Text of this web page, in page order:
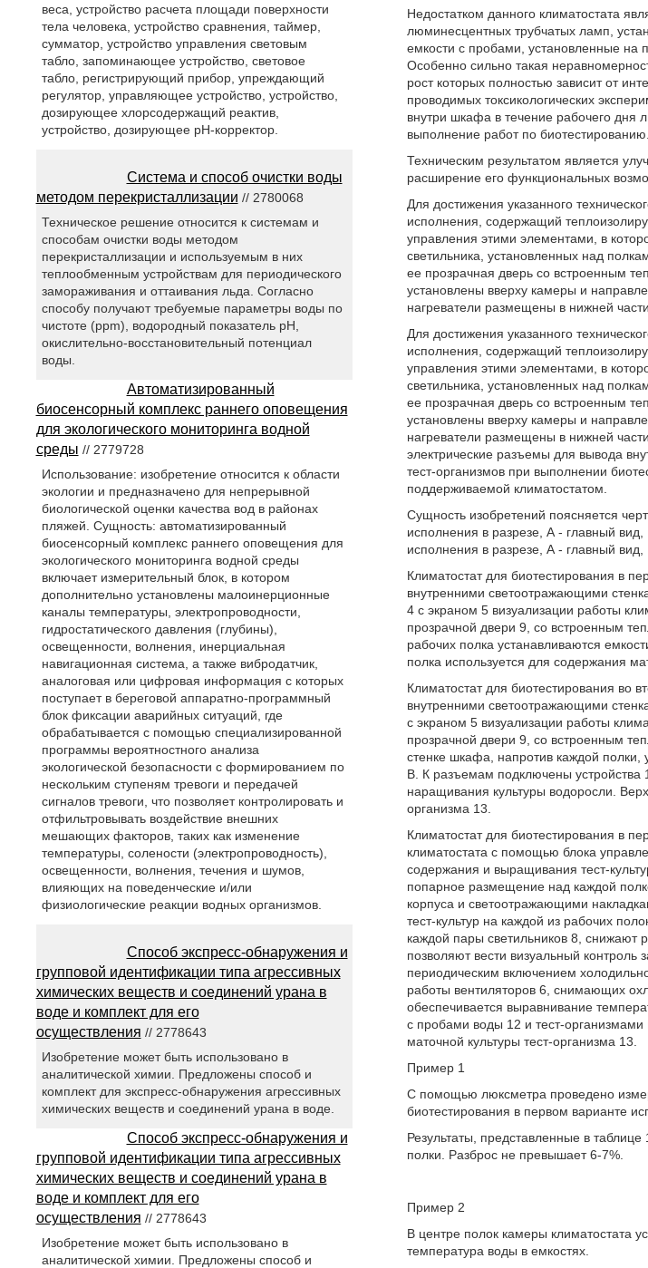
Недостатком данного климатостата
люминесцентных трубчатых ламп,
емкости с пробами, установленные на
Особенно сильно такая
рост которых полностью зависит от
проводимых токсикологических
внутри шкафа в течение рабочего дня
выполнение работ по биотестированию.
Техническим результатом является
расширение его функциональных
Для достижения указанного
исполнения, содержащий
управления этими элементами, в
светильника, установленных над
ее прозрачная дверь со встроенным
установлены вверху камеры и
нагреватели размещены в нижней
Для достижения указанного
исполнения, содержащий
управления этими элементами, в
светильника, установленных над
ее прозрачная дверь со встроенным
установлены вверху камеры и
нагреватели размещены в нижней
электрические разъемы для вывода
тест-организмов при выполнении
поддерживаемой климатостатом.
Сущность изобретений поясняется
исполнения в разрезе, А - главный
исполнения в разрезе, А - главный вид,
Климатостат для биотестирования в
внутренними светоотражающими
4 с экраном 5 визуализации работы
прозрачной двери 9, со встроенным
рабочих полка устанавливаются
полка используется для содержания
Климатостат для биотестирования во
внутренними светоотражающими
с экраном 5 визуализации работы
прозрачной двери 9, со встроенным
стенке шкафа, напротив каждой полки,
В. К разъемам подключены устройства
наращивания культуры водоросли.
организма 13.
Климатостат для биотестирования в
климатостата с помощью блока
содержания и выращивания тест-
попарное размещение над каждой
корпуса и светоотражающими
тест-культур на каждой из рабочих
каждой пары светильников 8, снижают
позволяют вести визуальный
периодическим включением
работы вентиляторов 6, снимающих
обеспечивается выравнивание
с пробами воды 12 и тест-
маточной культуры тест-организма 13.
Пример 1
С помощью люксметра проведено
биотестирования в первом варианте
Результаты, представленные в
полки. Разброс не превышает 6-7%.
Пример 2
В центре полок камеры климатостата
температура воды в емкостях.
веса, устройство расчета площади поверхности
тела человека, устройство сравнения, таймер,
сумматор, устройство управления световым
табло, запоминающее устройство, световое
табло, регистрирующий прибор, упреждающий
регулятор, управляющее устройство, устройство,
дозирующее хлорсодержащий реактив,
устройство, дозирующее рН-корректор.
Система и способ очистки воды
методом перекристаллизации // 2780068
Техническое решение относится к системам и
способам очистки воды методом
перекристаллизации и используемым в них
теплообменным устройствам для периодического
замораживания и оттаивания льда. Согласно
способу получают требуемые параметры воды по
чистоте (ppm), водородный показатель pH,
окислительно-восстановительный потенциал
воды.
Автоматизированный
биосенсорный комплекс раннего оповещения
для экологического мониторинга водной
среды // 2779728
Использование: изобретение относится к области
экологии и предназначено для непрерывной
биологической оценки качества вод в районах
пляжей. Сущность: автоматизированный
биосенсорный комплекс раннего оповещения для
экологического мониторинга водной среды
включает измерительный блок, в котором
дополнительно установлены малоинерционные
каналы температуры, электропроводности,
гидростатического давления (глубины),
освещенности, волнения, инерциальная
навигационная система, а также вибродатчик,
аналоговая или цифровая информация с которых
поступает в береговой аппаратно-программный
блок фиксации аварийных ситуаций, где
обрабатывается с помощью специализированной
программы вероятностного анализа
экологической безопасности с формированием по
нескольким ступеням тревоги и передачей
сигналов тревоги, что позволяет контролировать и
отфильтровывать воздействие внешних
мешающих факторов, таких как изменение
температуры, солености (электропроводность),
освещенности, волнения, течения и шумов,
влияющих на поведенческие и/или
физиологические реакции водных организмов.
Способ экспресс-обнаружения и
групповой идентификации типа агрессивных
химических веществ и соединений урана в
воде и комплект для его
осуществления // 2778643
Изобретение может быть использовано в
аналитической химии. Предложены способ и
комплект для экспресс-обнаружения агрессивных
химических веществ и соединений урана в воде.
Способ экспресс-обнаружения и
групповой идентификации типа агрессивных
химических веществ и соединений урана в
воде и комплект для его
осуществления // 2778643
Изобретение может быть использовано в
аналитической химии. Предложены способ и